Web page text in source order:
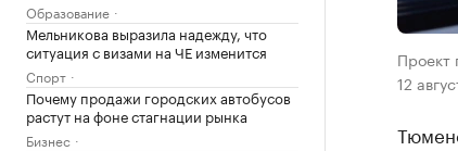
Образование
Мельникова выразила надежду, что
ситуация с визами на ЧЕ изменится
Спорт
Почему продажи городских автобусов
растут на фоне стагнации рынка
Бизнес
Проект
12